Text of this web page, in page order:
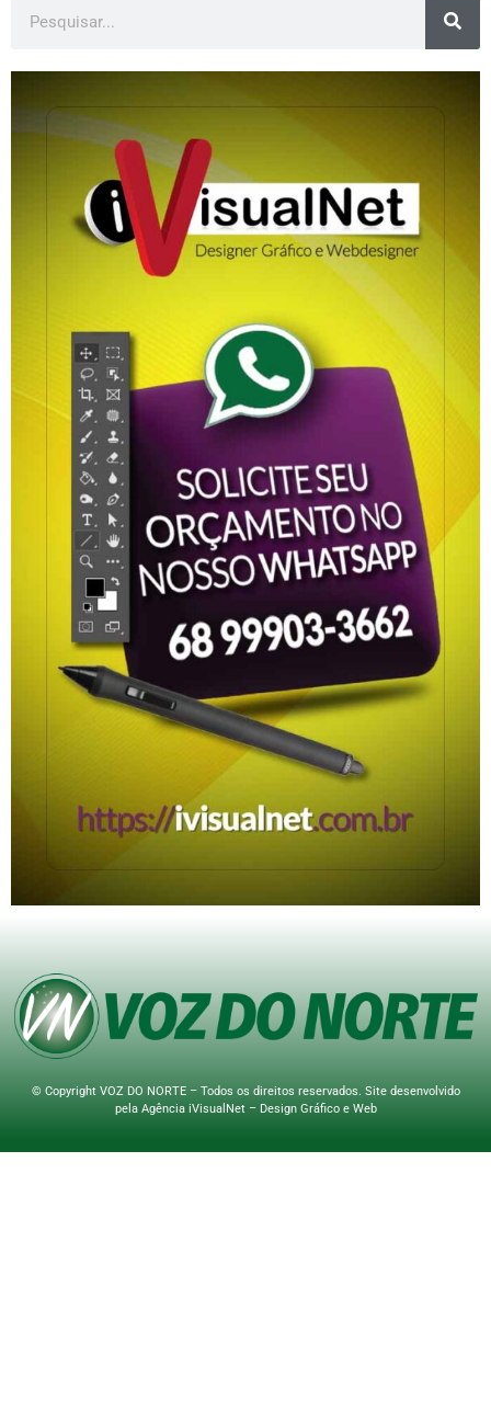
© Copyright VOZ DO NORTE – Todos os direitos reservados. Site desenvolvido
pela Agência iVisualNet – Design Gráfico e Web